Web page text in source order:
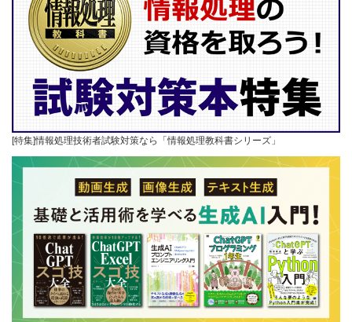
[特集]情報処理技術者試験対策なら「情報処理教科書シリーズ」